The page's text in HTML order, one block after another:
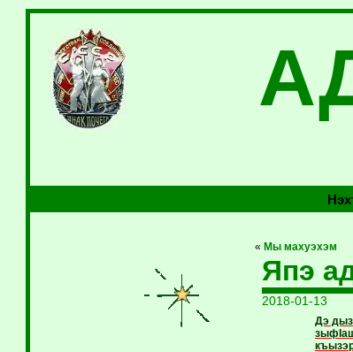
« Мы махуэхэм
Япэ
2018-01-13
Дэ